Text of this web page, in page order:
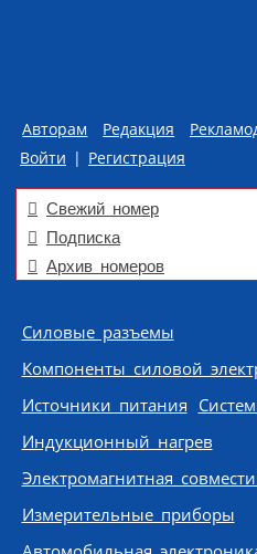
Авторам Редакция
Войти | Регистрация
Свежий номер
Подписка
Архив номеров
Skip to content
Силовые разъемы
Компоненты силовой
Источники питания
Индукционный нагрев
Электромагнитная
Измерительные приборы